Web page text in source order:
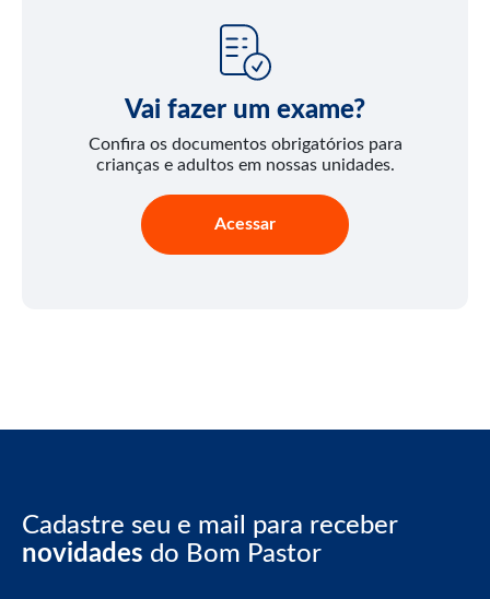
Vai fazer um exame?
Confira os documentos obrigatórios para
crianças e adultos em nossas unidades.
Acessar
Cadastre seu e mail para receber
novidades do Bom Pastor